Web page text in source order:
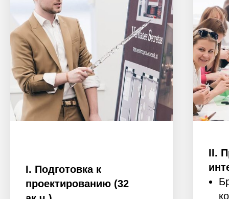
I. Подготовка к
проектированию (32
II.